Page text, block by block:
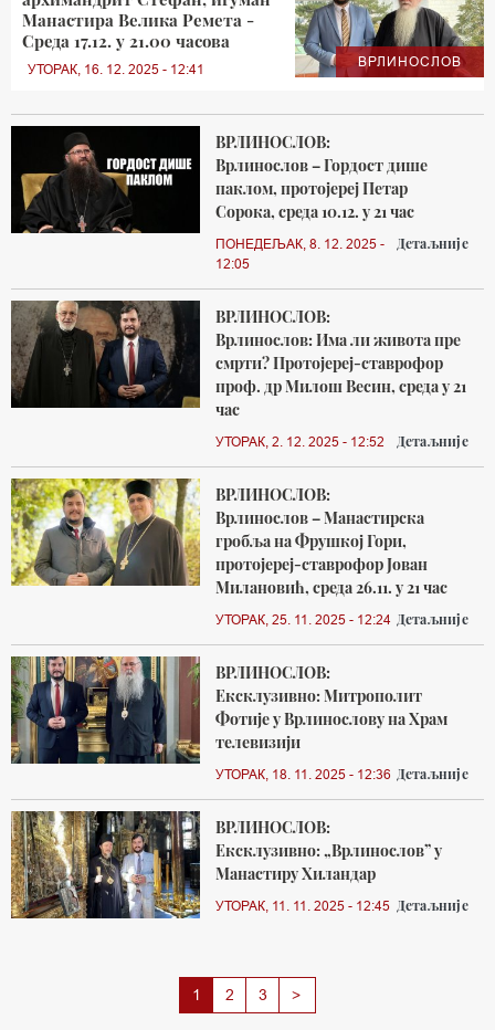
ВРЛИНОСЛОВ
Манастира Велика Ремета -
Среда 17.12. у 21.00 часова
УТОРАК, 16. 12. 2025 - 12:41
ВРЛИНОСЛОВ:
Врлинослов – Гордост дише
паклом, протојереј Петар
Сорока, среда 10.12. у 21 час
ПОНЕДЕЉАК, 8. 12. 2025 -
12:05
Детаљније
ВРЛИНОСЛОВ:
Врлинослов: Има ли живота пре
смрти? Протојереј-ставрофор
проф. др Милош Весин, среда у 21
час
УТОРАК, 2. 12. 2025 - 12:52 Детаљније
ВРЛИНОСЛОВ:
Врлинослов – Манастирска
гробља на Фрушкој Гори,
протојереј-ставрофор Јован
Милановић, среда 26.11. у 21 час
УТОРАК, 25. 11. 2025 - 12:24 Детаљније
ВРЛИНОСЛОВ:
Ексклузивно: Митрополит
Фотије у Врлинослову на Храм
телевизији
УТОРАК, 18. 11. 2025 - 12:36 Детаљније
ВРЛИНОСЛОВ:
Ексклузивно: „Врлинослов” у
Манастиру Хиландар
УТОРАК, 11. 11. 2025 - 12:45 Детаљније
1 2 3 >